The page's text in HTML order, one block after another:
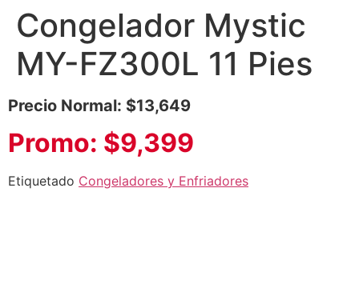
Congelador Mystic
MY-FZ300L 11 Pies
Precio Normal: $13,649
Promo: $9,399
Etiquetado Congeladores y Enfriadores